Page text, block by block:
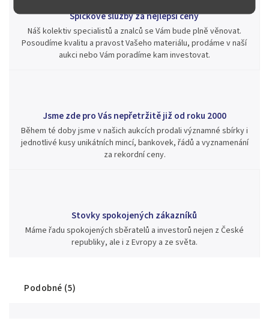
Špičkové služby za nejlepší ceny
Náš kolektiv specialistů a znalců se Vám bude plně věnovat.
Posoudíme kvalitu a pravost Vašeho materiálu, prodáme v naší
aukci nebo Vám poradíme kam investovat.
Jsme zde pro Vás nepřetržitě již od roku 2000
Během té doby jsme v našich aukcích prodali významné sbírky i
jednotlivé kusy unikátních mincí, bankovek, řádů a vyznamenání
za rekordní ceny.
Stovky spokojených zákazníků
Máme řadu spokojených sběratelů a investorů nejen z České
republiky, ale i z Evropy a ze světa.
Podobné (5)